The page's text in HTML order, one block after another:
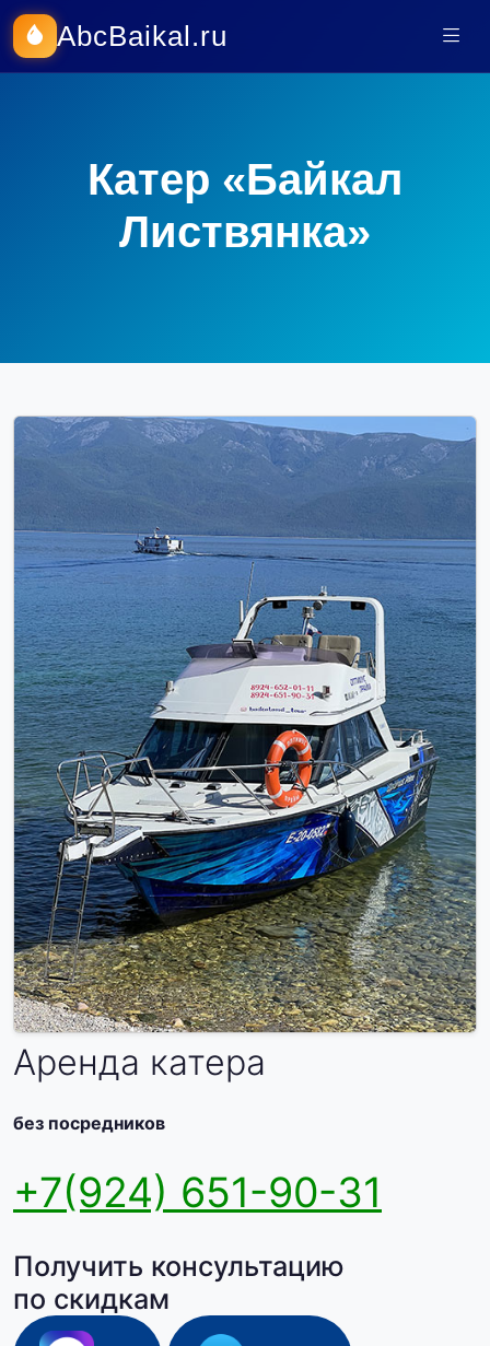
AbcBaikal.ru
Катер «Байкал
Листвянка»
Аренда катера
без посредников
+7(924) 651-90-31
Получить консультацию
по скидкам